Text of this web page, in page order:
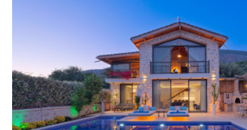
Rezervasyon